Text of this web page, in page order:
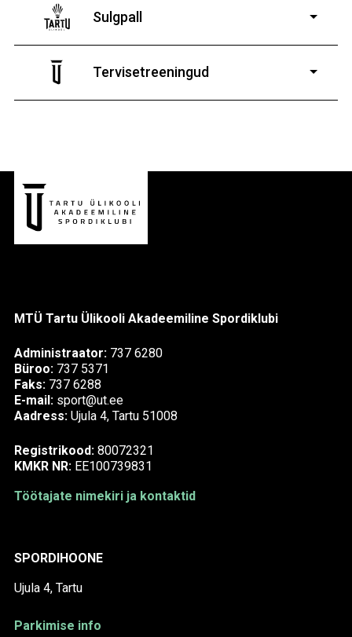
poistele ja tüdrukutele
Sulgpall
poistele ja tüdrukutele
Tervisetreeningud
MTÜ Tartu Ülikooli Akadeemiline Spordiklubi
Administraator: 737 6280
Büroo: 737 5371
Faks: 737 6288
E-mail: sport@ut.ee
Aadress: Ujula 4, Tartu 51008
Registrikood: 80072321
KMKR NR: EE100739831
Töötajate nimekiri ja kontaktid
SPORDIHOONE
Ujula 4, Tartu
Parkimise info